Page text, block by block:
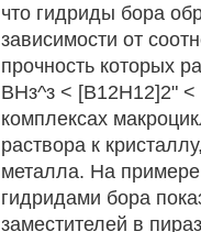
что гидриды бора
зависимости от
прочность которых
ВНз^з < [В12Н12]2"
комплексах
раствора к
металла. На примере
гидридами бора
заместителей в